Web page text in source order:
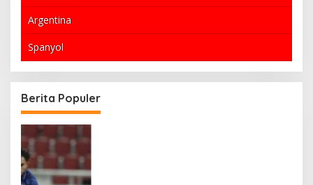
Argentina
Spanyol
Berita Populer